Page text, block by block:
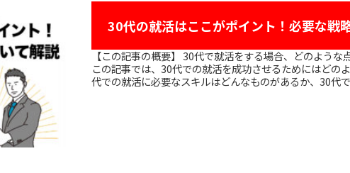
30代の就活はここがポイント！必要な戦
【この記事の概要】 30代で就活をする場合、どのような点に気をつけるべきでしょうか。
この記事では、30代での就活を成功させるためにはどの
代での就活に必要なスキルはどんなものがあるか、30代